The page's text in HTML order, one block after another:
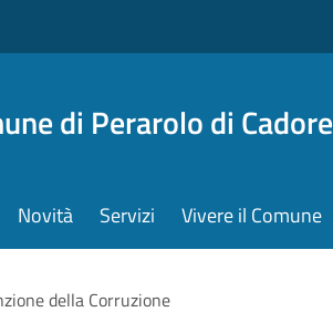
di Perarolo di Cadore
Novità Servizi Vivere il Comune
della Corruzione